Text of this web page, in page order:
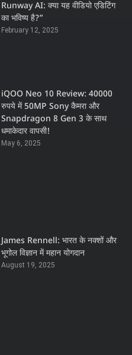
Runway AI: क्या यह वीडियो एडिटिंग
का भविष्य है?”
February 12, 2025
iQOO Neo 10 Review: 40000
रुपये में 50MP Sony कैमरा और
Snapdragon 8 Gen 3 के साथ
धमाकेदार वापसी!
May 6, 2025
James Rennell: भारत के नक्शों और
भूगोल विज्ञान में महान योगदान
August 19, 2025